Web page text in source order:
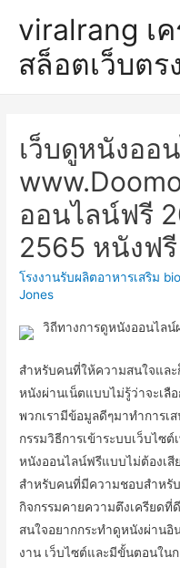
viralrang เ
สล็อตเว็บตร
เว็บดูหนังออ
ออนไลน์ฟรี
2565 หนังฟ
โรงงานรับผลิตอาหารเสริม
Jones
วิถีทางการดูหนังออนไลน์
สำหรับคนที่ให้ความสนใจแล
หนังผ่านเน็ตแบบไม่รู้ว่าจะเลื
พวกเรามีข้อมูลดีๆมาทำการเ
กรรมวิธีการเข้าระบบเว็บไซ
หนังออนไลน์ฟรีแบบไม่ต้องเ
สำหรับคนที่มีความชอบสำหรั
กิจกรรมคายความตึงเครียด
สนใจอยากกระทำดูหนังผ่านอิ
งาน เว็บไซต์และมีขั้นตอนใน